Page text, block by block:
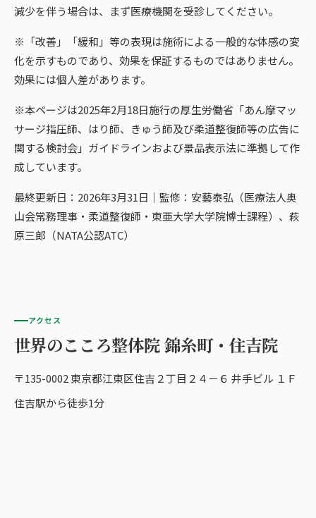
減少を伴う場合は、まず医療機関を受診してください。
※「改善」「緩和」等の表現は施術による一般的な体感の変
化を示すものであり、効果を保証するものではありません。
効果には個人差があります。
※本ページは2025年2月18日施行の厚生労働省「あん摩マッ
サージ指圧師、はり師、きゅう師及び柔道整復師等の広告に
関する検討会」ガイドラインおよび景品表示法に準拠して作
成しています。
最終更新日：2026年3月31日｜監修：安藝泰弘（医療法人奥
山会常務理事・柔道整復師・東亜大学大学院博士課程）、萩
原三郎（NATA公認ATC）
アクセス
世界のこころ整体院 錦糸町・住吉院
〒135-0002 東京都江東区住吉２丁目２４－６ 井手ビル １Ｆ
住吉駅から徒歩1分